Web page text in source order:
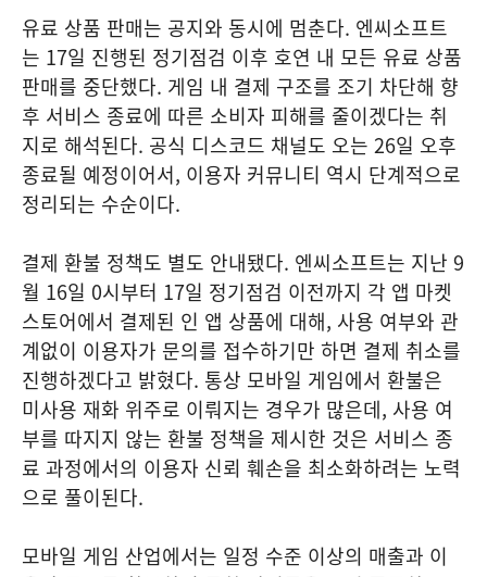
유료 상품 판매는 공지와 동시에 멈춘다. 엔씨소프트
는 17일 진행된 정기점검 이후 호연 내 모든 유료 상품
판매를 중단했다. 게임 내 결제 구조를 조기 차단해 향
후 서비스 종료에 따른 소비자 피해를 줄이겠다는 취
지로 해석된다. 공식 디스코드 채널도 오는 26일 오후
종료될 예정이어서, 이용자 커뮤니티 역시 단계적으로
정리되는 수순이다.
결제 환불 정책도 별도 안내됐다. 엔씨소프트는 지난 9
월 16일 0시부터 17일 정기점검 이전까지 각 앱 마켓
스토어에서 결제된 인 앱 상품에 대해, 사용 여부와 관
계없이 이용자가 문의를 접수하기만 하면 결제 취소를
진행하겠다고 밝혔다. 통상 모바일 게임에서 환불은
미사용 재화 위주로 이뤄지는 경우가 많은데, 사용 여
부를 따지지 않는 환불 정책을 제시한 것은 서비스 종
료 과정에서의 이용자 신뢰 훼손을 최소화하려는 노력
으로 풀이된다.
모바일 게임 산업에서는 일정 수준 이상의 매출과 이